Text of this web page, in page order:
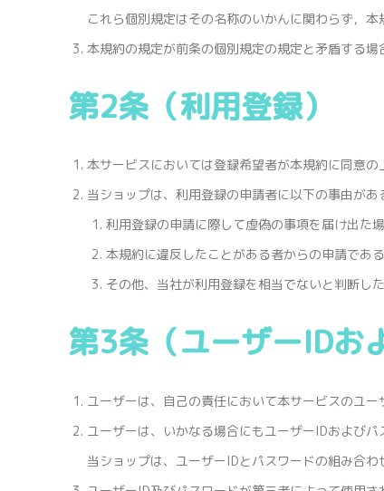
これら個別規定はその名称のいかんに関わらず，本
本規約の規定が前条の個別規定の規定と矛盾する
第2条（利用登録）
本サービスにおいては登録希望者が本規約に同意
当ショップは、利用登録の申請者に以下の事由が
利用登録の申請に際して虚偽の事項を届け出た
本規約に違反したことがある者からの申請であ
その他、当社が利用登録を相当でないと判断し
第3条（ユーザーIDお
ユーザーは、自己の責任において本サービスのユ
ユーザーは、いかなる場合にもユーザーIDおよび
当ショップは、ユーザーIDとパスワードの組み合